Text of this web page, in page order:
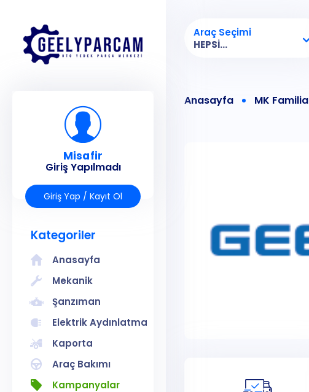
Misafir
Giriş Yapılmadı
Giriş Yap / Kayıt Ol
Kategoriler
Anasayfa
Mekanik
Şanzıman
Elektrik Aydınlatma
Kaporta
Araç Bakımı
Kampanyalar
Araç Seçimi
HEPSI...
Anasayfa MK Familia